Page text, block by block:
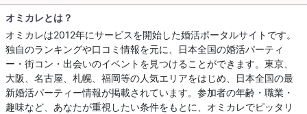
オミカレとは？
オミカレは2012年にサービスを開始した婚活ポータルサイトです。
独自のランキングや口コミ情報を元に、日本全国の婚活パーティ
ー・街コン・出会いのイベントを見つけることができます。東京、
大阪、名古屋、札幌、福岡等の人気エリアをはじめ、日本全国の最
新婚活パーティー情報が掲載されています。参加者の年齢・職業・
趣味など、あなたが重視したい条件をもとに、オミカレでピッタリ